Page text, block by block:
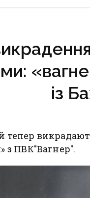
із
тепер
з ПВК"Вагнер".